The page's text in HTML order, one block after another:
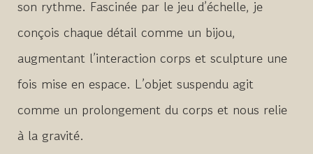
son rythme. Fascinée par le jeu d’échelle, je
conçois chaque détail comme un bijou,
augmentant l’interaction corps et sculpture une
fois mise en espace. L’objet suspendu agit
comme un prolongement du corps et nous relie
à la gravité.